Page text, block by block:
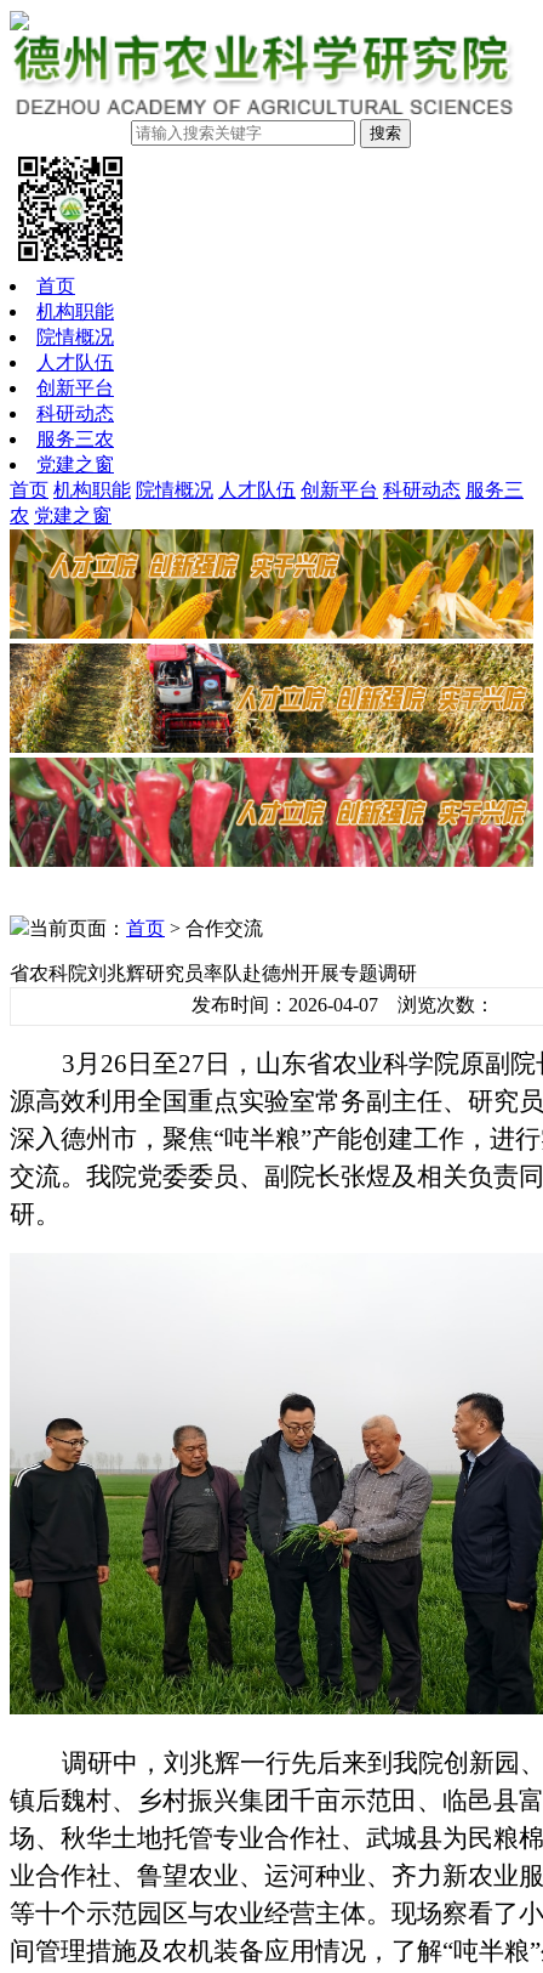
搜索
首页
机构职能
院情概况
人才队伍
创新平台
科研动态
服务三农
党建之窗
首页 机构职能 院情概况 人才队伍 创新平台 科研动态 服务三
农 党建之窗
当前页面： 首页 > 合作交流
省农科院刘兆辉研究员率队赴德州开展专题调研
发布时间：2026-04-07 浏览次数：
3月26日至27日，山东省农业科学院原副
源高效利用全国重点实验室常务副主任、研究
深入德州市，聚焦“吨半粮”产能创建工作，进
交流。我院党委委员、 副院长张煜及相关负责
研。
调研中，刘兆辉一行先后来到我院创新园
镇后魏村、乡村振兴集团千亩示范田、临邑县
场、秋华土地托管专业合作社、武城县为民粮
业合作社、鲁望农业、运河种业、齐力新农业
等十个示范园区与农业经营主体。现场察看了
间管理措施及农机装备应用情况，了解“吨半粮